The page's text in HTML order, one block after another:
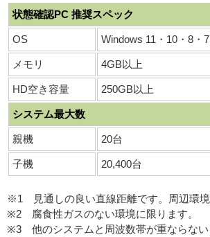
状態確認PC 推奨スペック
OS Windows 11・10・8・7
メモリ 4GB以上
HD空き容量 250GB以上
システム最大数
親機 20台
子機 20,400台
※1 見通しの良い直線距離です。周辺環境
※2 腐食性ガスのない環境に限ります。
※3 他のシステムと周波数帯が重ならない